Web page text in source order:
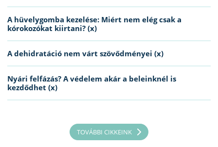
A hüvelygomba kezelése: Miért nem elég csak a
kórokozókat kiirtani? (x)
A dehidratáció nem várt szövődményei (x)
Nyári felfázás? A védelem akár a beleinknél is
kezdődhet (x)
TOVÁBBI CIKKEINK